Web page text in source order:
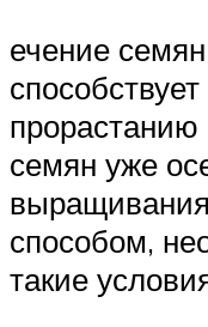
ечение
прорастанию
семян уже
способом,
такие